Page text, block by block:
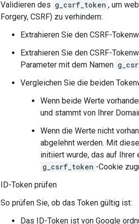
Validieren des g_csrf_token , um
Forgery, CSRF) zu verhindern:
Extrahieren Sie den CSRF-
Extrahieren Sie den CSRF-
Parameter mit dem Namen
Vergleichen Sie die beiden
Wenn beide Werte
und stammt von Ihrer
Wenn die Werte nicht
abgelehnt werden. Mit
initiiert wurde, das auf Ihrer
g_csrf_token -Cookie
ID-Token prüfen
So prüfen Sie, ob das Token gültig ist:
Das ID-Token ist von Google